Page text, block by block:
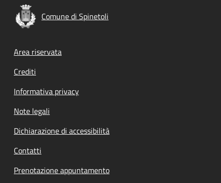
Comune di Spinetoli
Footer menu
Area riservata
Crediti
Informativa privacy
Note legali
Dichiarazione di accessibilità
Contatti
Prenotazione appuntamento